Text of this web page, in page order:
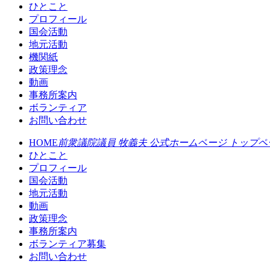
ひとこと
プロフィール
国会活動
地元活動
機関紙
政策理念
動画
事務所案内
ボランティア
お問い合わせ
HOME前衆議院議員 牧義夫 公式ホームページ トップペ
ひとこと
プロフィール
国会活動
地元活動
動画
政策理念
事務所案内
ボランティア募集
お問い合わせ